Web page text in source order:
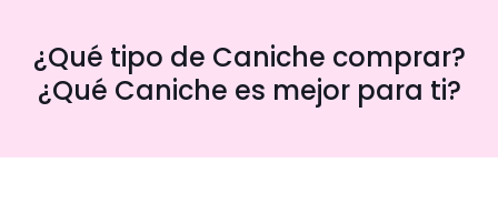
¿Qué tipo de Caniche comprar?
¿Qué Caniche es mejor para ti?